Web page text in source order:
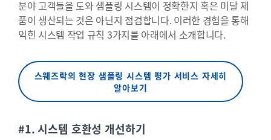
분야 고객들을 도와 샘플링 시스템이 정확한지 혹은 미달 제
품이 생산되는 것은 아닌지 점검합니다. 이러한 경험을 통해
익힌 시스템 작업 규칙 3가지를 아래에서 소개합니다.
스웨즈락의 현장 샘플링 시스템 평가 서비스 자세히
알아보기
#1. 시스템 호환성 개선하기